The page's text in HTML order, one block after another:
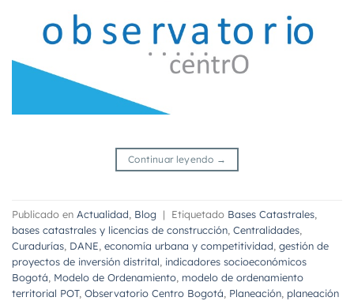
Continuar leyendo →
Publicado en Actualidad Blog | Etiquetado Bases Catastrales
bases catastrales y licencias de construcción Centralidades
Curadurías DANE economía urbana y competitividad gestión de
proyectos de inversión distrital indicadores socioeconómicos
Bogotá Modelo de Ordenamiento modelo de ordenamiento
territorial POT, Observatorio Centro Bogotá Planeación planeación